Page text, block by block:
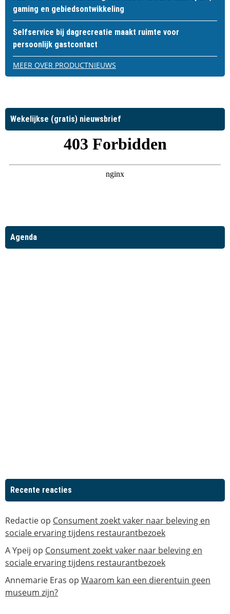
gaming en gebiedsontwikkeling
Selfservice bij dagrecreatie maakt ruimte voor
persoonlijk gastcontact
MEER OVER PRODUCTNIEUWS
Wekelijkse (gratis) nieuwsbrief
Agenda
Recente reacties
Redactie op Consument zoekt vaker naar beleving en
sociale ervaring tijdens restaurantbezoek
A Ypeij op Consument zoekt vaker naar beleving en
sociale ervaring tijdens restaurantbezoek
Annemarie Eras op Waarom kan een dierentuin geen
museum zijn?